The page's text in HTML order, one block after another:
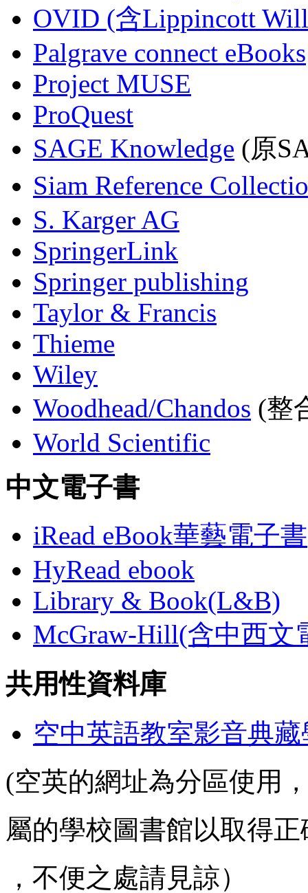
OVID (含Lippincott
Palgrave connect eBooks
Project MUSE
ProQuest
SAGE Knowledge (原
Siam Reference
S. Karger AG
SpringerLink
Springer publishing
Taylor & Francis
Thieme
Wiley
Woodhead/Chandos (整
World Scientific
中文電子書
iRead eBook華藝電子書
HyRead ebook
Library & Book(L&B)
McGraw-Hill(含中西文
共用性資料庫
空中英語教室影音典
(空英的網址為分區使用
屬的學校圖書館以取得
，不便之處請見諒）